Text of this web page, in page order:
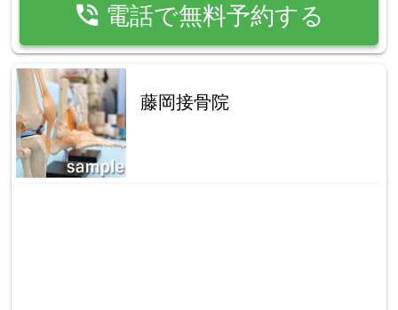
phone_in_talk 電話で無料予約する
藤岡接骨院